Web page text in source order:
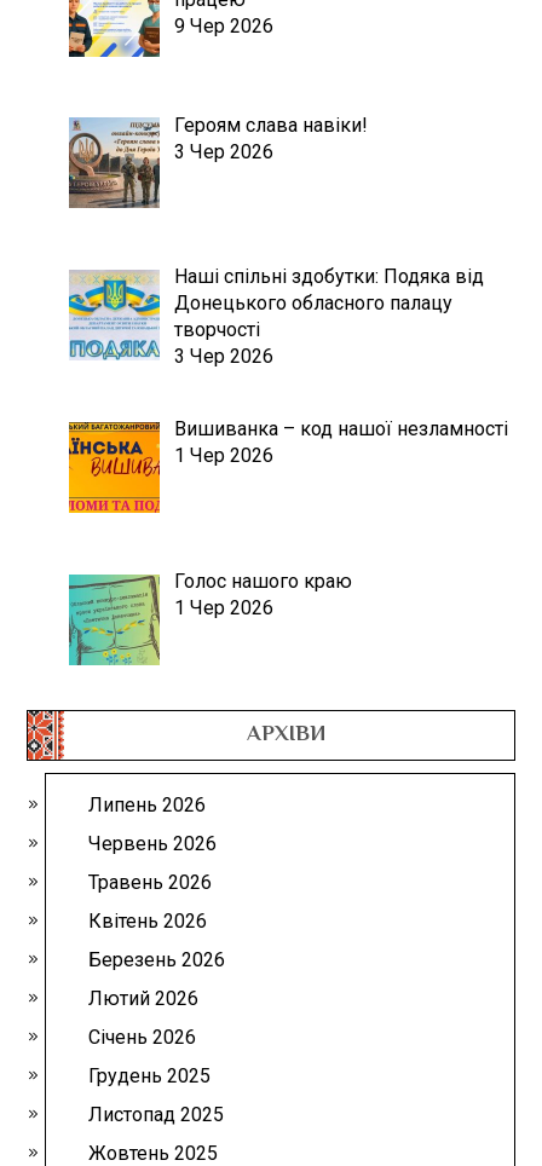
9 Чер 2026
Героям слава навіки!
3 Чер 2026
Наші спільні здобутки: Подяка від
Донецького обласного палацу
творчості
3 Чер 2026
Вишиванка – код нашої незламності
1 Чер 2026
Голос нашого краю
1 Чер 2026
АРХІВИ
Липень 2026
Червень 2026
Травень 2026
Квітень 2026
Березень 2026
Лютий 2026
Січень 2026
Грудень 2025
Листопад 2025
Жовтень 2025